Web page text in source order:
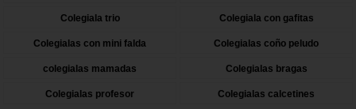
Colegiala trio Colegiala con gafitas
Colegialas con mini falda Colegialas coño peludo
colegialas mamadas Colegialas bragas
Colegialas profesor Colegialas calcetines